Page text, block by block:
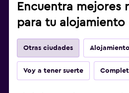
Encuentra mejores
para tu alojamiento
Otras ciudades
Voy a tener suerte